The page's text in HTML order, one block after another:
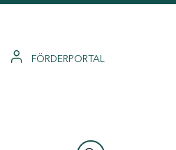
FÖRDERPORTAL